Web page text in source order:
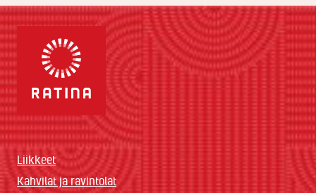
Liikkeet
Kahvilat ja ravintolat